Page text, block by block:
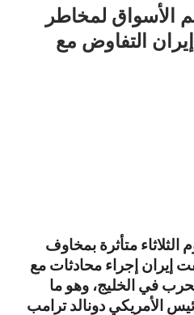
الأسواق لمخاطر
التفاوض مع
الثلاثاء متأثرة بمخاوف
إيران إجراء محادثات مع
في الخليج، وهو ما
الأمريكي دونالد ترامب